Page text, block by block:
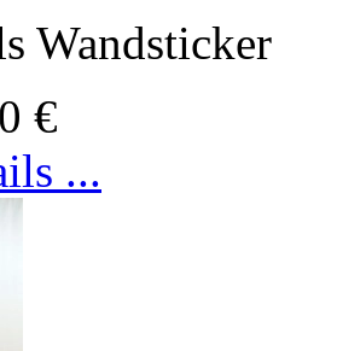
Wandsticker
€
...